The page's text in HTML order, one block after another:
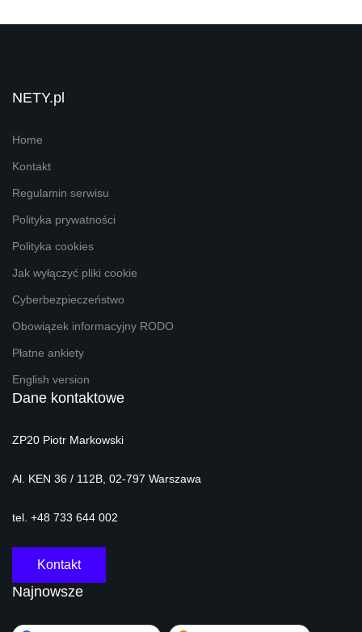
NETY.pl
Home
Kontakt
Regulamin serwisu
Polityka prywatności
Polityka cookies
Jak wyłączyć pliki cookie
Cyberbezpieczeństwo
Obowiązek informacyjny RODO
Płatne ankiety
English version
Dane kontaktowe
ZP20 Piotr Markowski
Al. KEN 36 / 112B, 02-797 Warszawa
tel. +48 733 644 002
Kontakt
Najnowsze